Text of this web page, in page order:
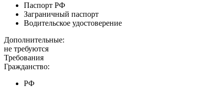
Паспорт РФ
Заграничный паспорт
Водительское удостоверение
Дополнительные:
не требуются
Требования
Гражданство:
РФ